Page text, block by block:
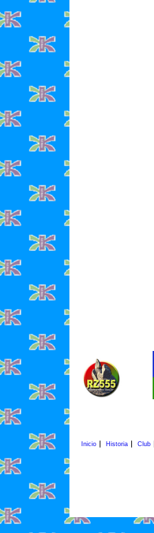
Inicio Historia Club